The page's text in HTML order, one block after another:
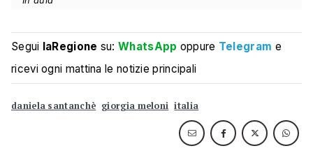
Segui laRegione su:WhatsApp oppure Telegram e
ricevi ogni mattina le notizie principali
daniela santanchè giorgia meloni italia